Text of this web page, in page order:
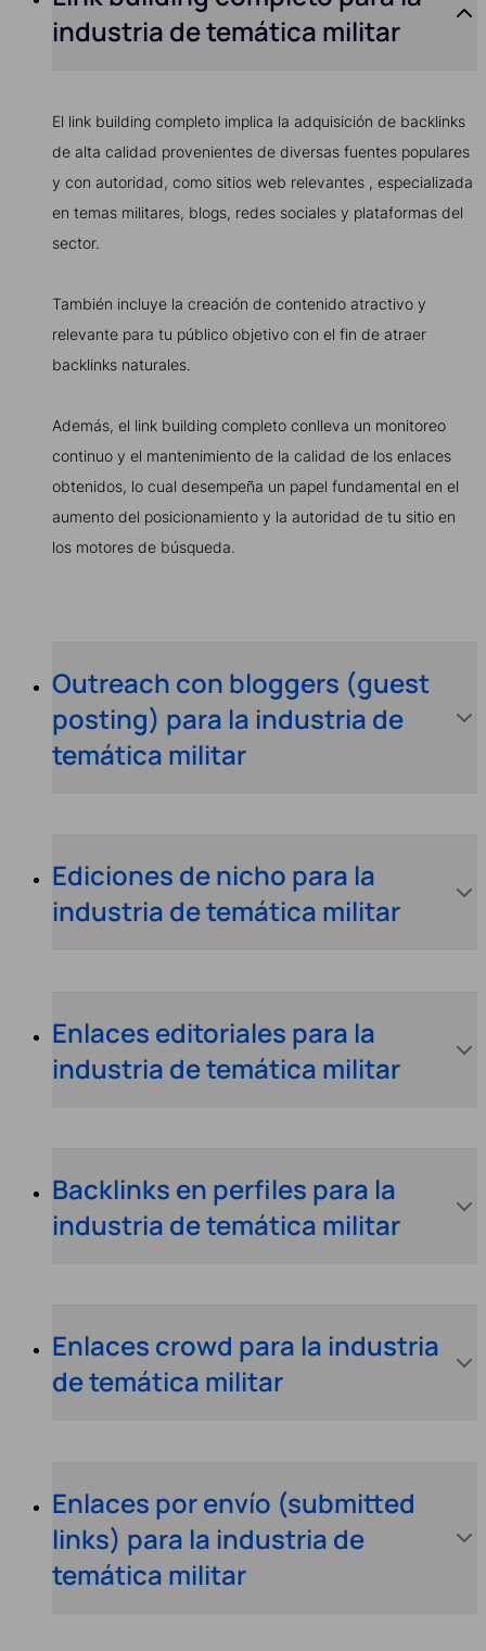
industria de temática militar
El link building completo implica la adquisición de backlinks
de alta calidad provenientes de diversas fuentes populares
y con autoridad, como sitios web relevantes , especializada
en temas militares, blogs, redes sociales y plataformas del
sector.
También incluye la creación de contenido atractivo y
relevante para tu público objetivo con el fin de atraer
backlinks naturales.
Además, el link building completo conlleva un monitoreo
continuo y el mantenimiento de la calidad de los enlaces
obtenidos, lo cual desempeña un papel fundamental en el
aumento del posicionamiento y la autoridad de tu sitio en
los motores de búsqueda.
Outreach con bloggers (guest
posting) para la industria de
temática militar
Ediciones de nicho para la
industria de temática militar
Enlaces editoriales para la
industria de temática militar
Backlinks en perfiles para la
industria de temática militar
Enlaces crowd para la industria
de temática militar
Enlaces por envío (submitted
links) para la industria de
temática militar